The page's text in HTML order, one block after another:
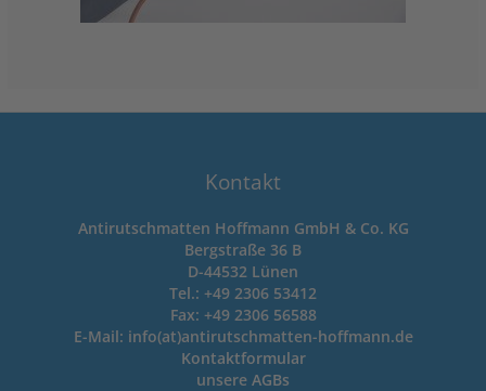
Kontakt
Antirutschmatten Hoffmann GmbH & Co. KG
Bergstraße 36 B
D-44532 Lünen
Tel.: +49 2306 53412
Fax: +49 2306 56588
E-Mail: info(at)antirutschmatten-hoffmann.de
Kontaktformular
unsere AGBs